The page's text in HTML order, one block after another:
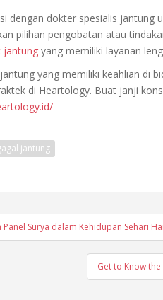
dengan dokter spesialis jantung
pilihan pengobatan atau
jantung yang memiliki layanan
yang memiliki keahlian di
di Heartology. Buat janji
jantung
Surya dalam Kehidupan Sehari
Get to Know